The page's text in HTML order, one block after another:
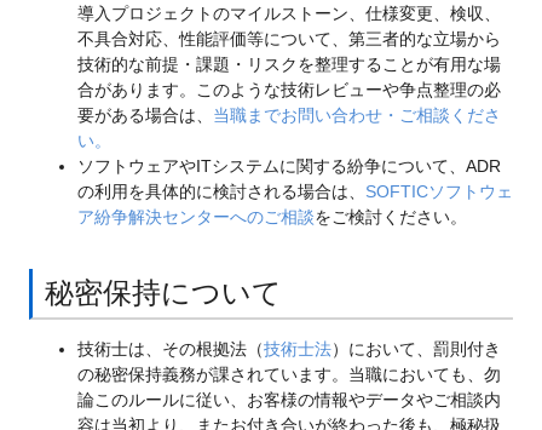
導入プロジェクトのマイルストーン、仕様変更、検収、
不具合対応、性能評価等について、第三者的な立場から
技術的な前提・課題・リスクを整理することが有用な場
合があります。このような技術レビューや争点整理の必
要がある場合は、 当職までお問い合わせ・ご相談くださ
い。
ソフトウェアやITシステムに関する紛争について、ADR
の利用を具体的に検討される場合は、 SOFTICソフトウェ
ア紛争解決センターへのご相談をご検討ください。
秘密保持について
技術士は、その根拠法（技術士法）において、罰則付き
の秘密保持義務が課されています。当職においても、勿
論このルールに従い、お客様の情報やデータやご相談内
容は当初より、またお付き合いが終わった後も、極秘扱